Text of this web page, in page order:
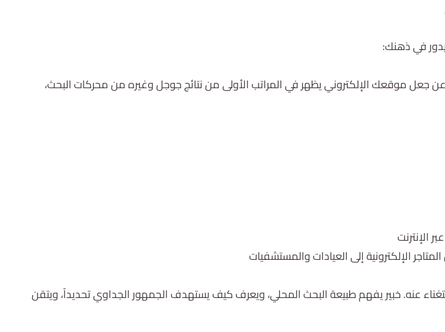
في ذهنك:
الإلكتروني يظهر في المراتب الأولى من نتائج جوجل وغيره من محركات البحث،
الإنترنت
الإلكترونية إلى العيادات والمستشفيات
عنه. خبير يفهم طبيعة البحث المحلي، ويعرف كيف يستهدف الجمهور الجداوي تحديداً، ويتقن